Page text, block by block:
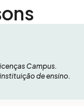
Campus.
de ensino.